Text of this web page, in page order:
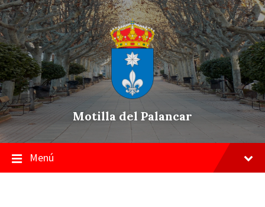
Skip
to
content
Saltar
a
la
navegación
principal
Saltar
a
pie
de
página
Motilla del Palancar
Menú